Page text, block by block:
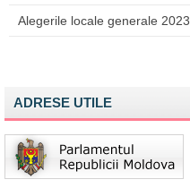
Alegerile locale generale 2023
ADRESE UTILE